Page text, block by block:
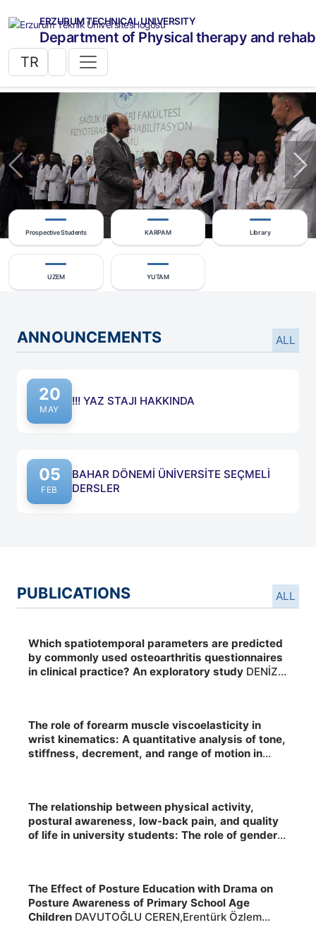
ERZURUM TECHNICAL UNIVERSITY
Department of Physical therapy and
TR
Previous
Prospective Students KARPAM Library
UZEM YUTAM
ANNOUNCEMENTS ALL
20
MAY
!!! YAZ STAJI HAKKINDA
05
FEB
BAHAR DÖNEMİ ÜNİVERSİTE SEÇMELİ
DERSLER
PUBLICATIONS ALL
Which spatiotemporal parameters are predicted
by commonly used osteoarthritis questionnaires
in clinical practice? An exploratory study DENİZ
The role of forearm muscle viscoelasticity in
wrist kinematics: A quantitative analysis of tone,
stiffness, decrement, and range of motion in
The relationship between physical activity,
postural awareness, low-back pain, and quality
of life in university students: The role of gender
The Effect of Posture Education with Drama on
Posture Awareness of Primary School Age
Children DAVUTOĞLU CEREN,Erentürk Özlem